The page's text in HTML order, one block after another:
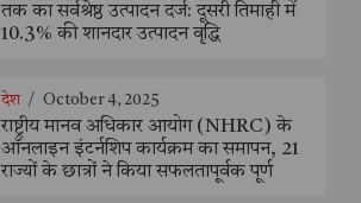
तक का सर्वश्रेष्ठ उत्पादन दर्ज: दूसरी तिमाही में
10.3% की शानदार उत्पादन वृद्धि
देश / October 4, 2025
राष्ट्रीय मानव अधिकार आयोग (NHRC) के
ऑनलाइन इंटर्नशिप कार्यक्रम का समापन, 21
राज्यों के छात्रों ने किया सफलतापूर्वक पूर्ण